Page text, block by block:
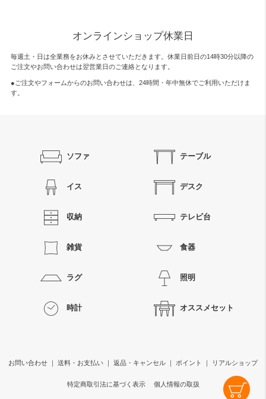
オンラインショップ休業日
毎週土・日は全業務をお休みとさせていただきます。休業日前日の14時30分以降の
ご注文やお問い合わせは翌営業日のご連絡となります。
●ご注文やフォームからのお問い合わせは、 24時間・年中無休でご利用いただけま
す。
ソファ テーブル
イス デスク
収納 テレビ台
雑貨 食器
ラグ 照明
時計 オススメセット
お問い合わせ ｜ 送料・お支払い ｜ 返品・キャンセル ｜ ポイント ｜ リアルショップ
特定商取引法に基づく表示 個人情報の取扱